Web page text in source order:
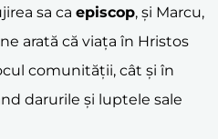
sa ca episcop, și Marcu,
arată că viața în Hristos
comunității, cât și în
darurile și luptele sale